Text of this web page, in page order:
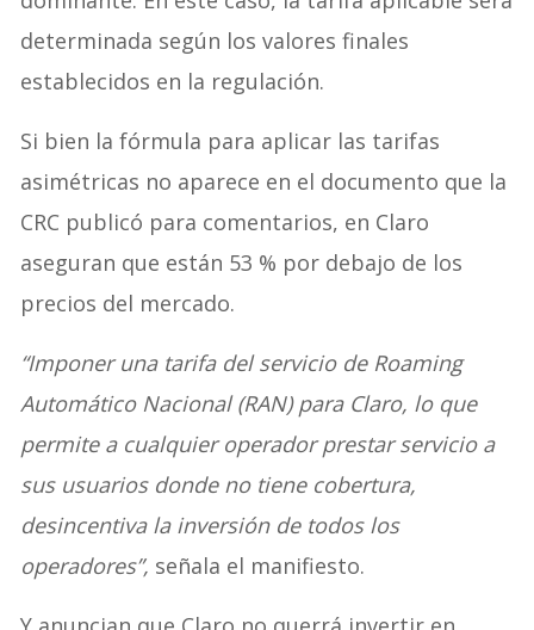
determinada según los valores finales
establecidos en la regulación.
Si bien la fórmula para aplicar las tarifas
asimétricas no aparece en el documento que la
CRC publicó para comentarios, en Claro
aseguran que están 53 % por debajo de los
precios del mercado.
“Imponer una tarifa del servicio de Roaming
Automático Nacional (RAN) para Claro, lo que
permite a cualquier operador prestar servicio a
sus usuarios donde no tiene cobertura,
desincentiva la inversión de todos los
operadores”, señala el manifiesto.